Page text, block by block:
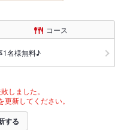
コース
1名様無料♪
しました。
新してください。
する